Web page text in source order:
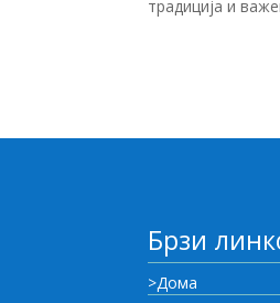
традиција и
Брзи
>Дома